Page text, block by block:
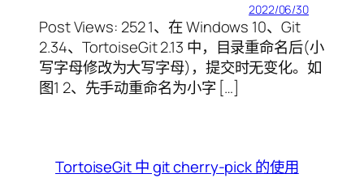
2022/06/30
Post Views: 252 1、在 Windows 10、Git
2.34、TortoiseGit 2.13 中，目录重命名后(小
写字母修改为大写字母)，提交时无变化。如
图1 2、先手动重命名为小字 […]
TortoiseGit 中 git cherry-pick 的使用